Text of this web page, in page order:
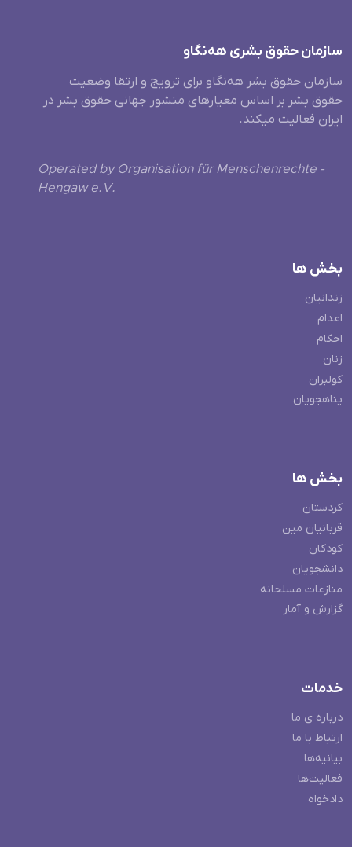
سازمان حقوق بشری هەنگاو
سازمان حقوق بشر هه‌نگاو برای ترویج و ارتقا وضعیت
حقوق بشر بر اساس معیارهای منشور جهانی حقوق بشر در
ایران فعالیت میکند.
Operated by Organisation für Menschenrechte -
Hengaw e.V.
بخش ها
زندانیان
اعدام
احکام
زنان
کولبران
پناهجویان
بخش ها
کردستان
قربانیان مین
کودکان
دانشجویان
منازعات مسلحانه
گزارش و آمار
خدمات
درباره ی ما
ارتباط با ما
بیانیه‌ها
فعالیت‌ها
دادخواه